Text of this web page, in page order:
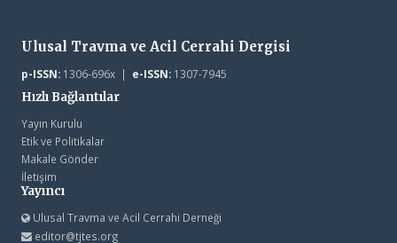
Ulusal Travma ve Acil Cerrahi Dergisi
p-ISSN:1306-696x | e-ISSN:1307-7945
Hızlı Bağlantılar
Yayın Kurulu
Etik ve Politikalar
Makale Gönder
İletişim
Yayıncı
Ulusal Travma ve Acil Cerrahi Derneği
editor@tjtes.org